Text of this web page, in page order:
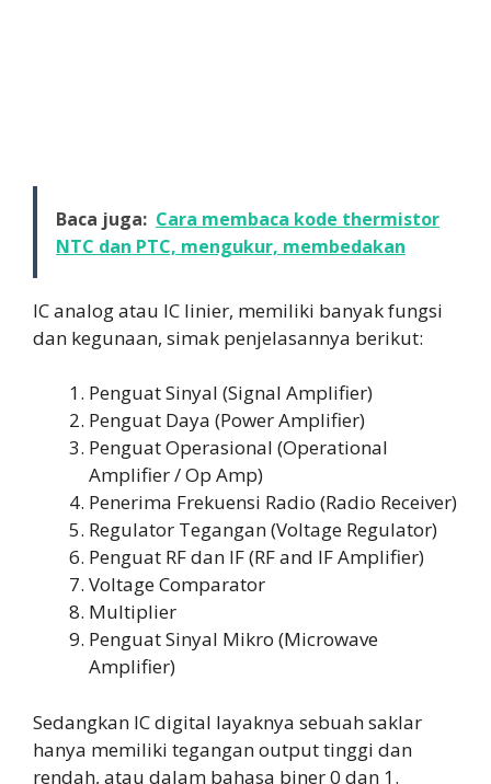
Baca juga: Cara membaca kode thermistor
NTC dan PTC, mengukur, membedakan
IC analog atau IC linier, memiliki banyak fungsi
dan kegunaan, simak penjelasannya berikut:
Penguat Sinyal (Signal Amplifier)
Penguat Daya (Power Amplifier)
Penguat Operasional (Operational
Amplifier / Op Amp)
Penerima Frekuensi Radio (Radio Receiver)
Regulator Tegangan (Voltage Regulator)
Penguat RF dan IF (RF and IF Amplifier)
Voltage Comparator
Multiplier
Penguat Sinyal Mikro (Microwave
Amplifier)
Sedangkan IC digital layaknya sebuah saklar
hanya memiliki tegangan output tinggi dan
rendah, atau dalam bahasa biner 0 dan 1.